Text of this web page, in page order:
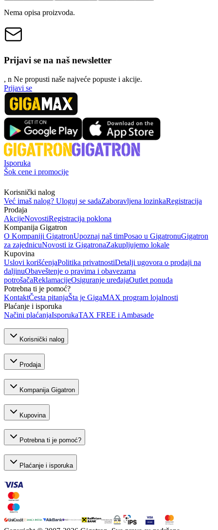
Nema opisa proizvoda.
Prijavi se na naš newsletter
, n Ne propusti naše najveće popuste i akcije.
Prijavi se
Isporuka
Šok cene i promocije
Korisnički nalog
Već imaš nalog? Uloguj se sadaZaboravljena lozinkaRegistracija
Prodaja
AkcijeNovostiRegistracija poklona
Kompanija Gigatron
O Kompaniji GigatronUpoznaj naš timPosao u GigatronuGigatron
za zajednicuNovosti iz GigatronaZakupljujemo lokale
Kupovina
Uslovi korišćenjaPolitika privatnostiDetalji ugovora o prodaji na
daljinuObaveštenje o pravima i obavezama
potrošačaReklamacijeOsiguranje uređajaOutlet ponuda
Potrebna ti je pomoć?
KontaktČesta pitanjaŠta je GigaMAX program lojalnosti
Plaćanje i isporuka
Načini plaćanjaIsporukaTAX FREE i Ambasade
Korisnički nalog
Prodaja
Kompanija Gigatron
Kupovina
Potrebna ti je pomoć?
Plaćanje i isporuka